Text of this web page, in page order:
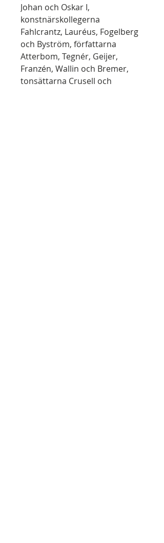
Johan och Oskar I,
konstnärskollegerna
Fahlcrantz, Lauréus, Fogelberg
och Byström, författarna
Atterbom, Tegnér, Geijer,
Franzén, Wallin och Bremer,
tonsättarna Crusell och